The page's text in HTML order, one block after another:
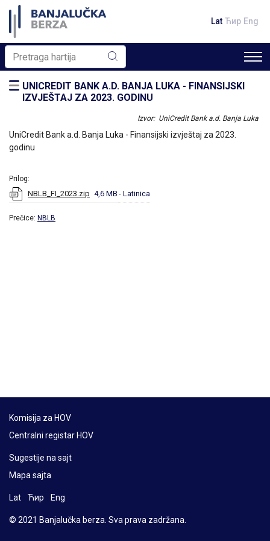
Lat Ћир Eng
UNICREDIT BANK A.D. BANJA LUKA - FINANSIJSKI
IZVJEŠTAJ ZA 2023. GODINU
Izvor: UniCredit Bank a.d. Banja Luka
UniCredit Bank a.d. Banja Luka - Finansijski izvještaj za 2023.
godinu
Prilog:
NBLB_FI_2023.zip 4,6 MB - Latinica
Prečice: NBLB
Komisija za HOV
Centralni registar HOV
Sugestije na sajt
Mapa sajta
Lat Ћир Eng
© 2021 Banjalučka berza. Sva prava zadržana.